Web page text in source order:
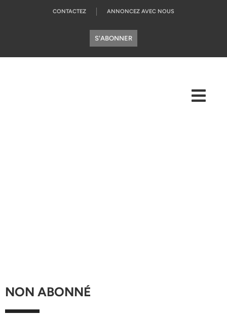
CONTACTEZ ANNONCEZ AVEC NOUS
S'ABONNER
NON ABONNÉ